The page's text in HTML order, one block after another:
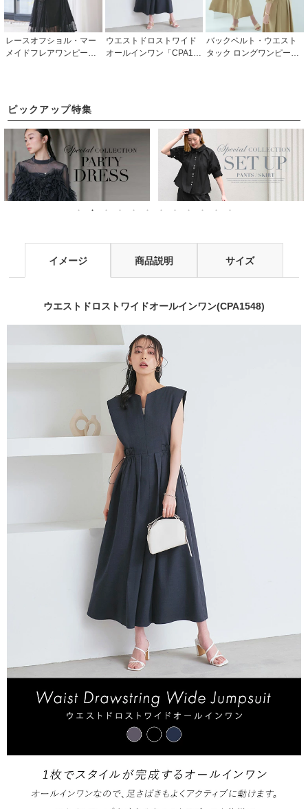
レースオフショル・マー
メイドフレアワンピース
パーティードレス
ウエストドロストワイド
オールインワン「CPA15
バックベルト・ウエスト
タック ロングワンピース
ピックアップ特集
イメージ 商品説明 サイズ
ウエストドロストワイドオールインワン(CPA1548)